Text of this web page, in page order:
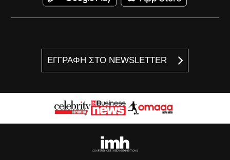
ΕΓΓΡΑΦΗ ΣΤΟ NEWSLETTER